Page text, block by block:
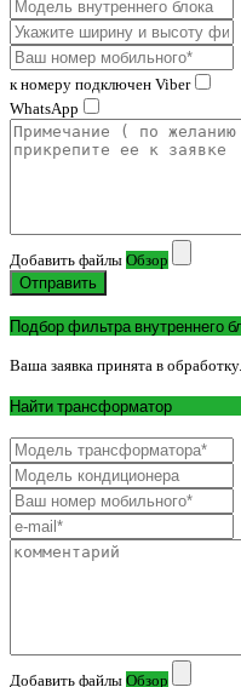
к номеру подключен Viber
WhatsApp
Добавить файлы Обзор
Отправить
Подбор фильтра внутреннего
Ваша заявка принята в
Найти трансформатор
Добавить файлы Обзор